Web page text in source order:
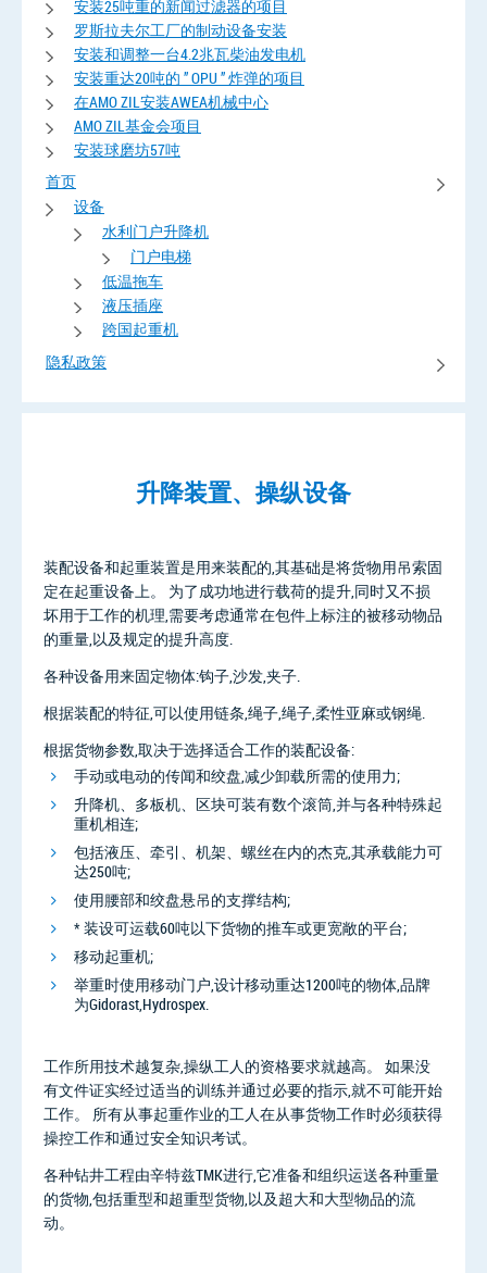
安装25吨重的新闻过滤器的项目
罗斯拉夫尔工厂的制动设备安装
安装和调整一台4.2兆瓦柴油发电机
安装重达20吨的 ” OPU ” 炸弹的项目
在AMO ZIL安装AWEA机械中心
AMO ZIL基金会项目
安装球磨坊57吨
首页
设备
水利门户升降机
门户电梯
低温拖车
液压插座
跨国起重机
隐私政策
升降装置、操纵设备
装配设备和起重装置是用来装配的,其基础是将货物用吊索固
定在起重设备上。 为了成功地进行载荷的提升,同时又不损
坏用于工作的机理,需要考虑通常在包件上标注的被移动物品
的重量,以及规定的提升高度.
各种设备用来固定物体:钩子,沙发,夹子.
根据装配的特征,可以使用链条,绳子,绳子,柔性亚麻或钢绳.
根据货物参数,取决于选择适合工作的装配设备:
手动或电动的传闻和绞盘,减少卸载所需的使用力;
升降机、多板机、区块可装有数个滚筒,并与各种特殊起
重机相连;
包括液压、牵引、机架、螺丝在内的杰克,其承载能力可
达250吨;
使用腰部和绞盘悬吊的支撑结构;
* 装设可运载60吨以下货物的推车或更宽敞的平台;
移动起重机;
举重时使用移动门户,设计移动重达1200吨的物体,品牌
为Gidorast,Hydrospex.
工作所用技术越复杂,操纵工人的资格要求就越高。 如果没
有文件证实经过适当的训练并通过必要的指示,就不可能开始
工作。 所有从事起重作业的工人在从事货物工作时必须获得
操控工作和通过安全知识考试。
各种钻井工程由辛特兹TMK进行,它准备和组织运送各种重量
的货物,包括重型和超重型货物,以及超大和大型物品的流
动。